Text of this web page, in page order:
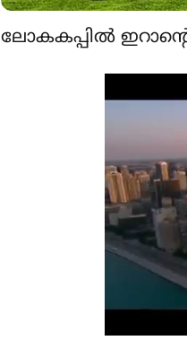
ലോകകപ്പിൽ